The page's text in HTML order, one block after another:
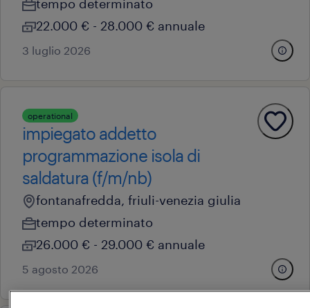
tempo determinato
22.000 € - 28.000 € annuale
3 luglio 2026
operational
impiegato addetto
programmazione isola di
saldatura (f/m/nb)
fontanafredda, friuli-venezia giulia
tempo determinato
26.000 € - 29.000 € annuale
5 agosto 2026